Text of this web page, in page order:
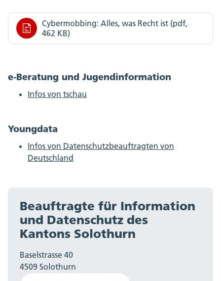
Cybermobbing: Alles, was Recht ist (pdf,
462 KB)
e-Beratung und Jugendinformation
Infos von tschau
Youngdata
Infos von Datenschutzbeauftragten von
Deutschland
Beauftragte für Information
und Datenschutz des
Kantons Solothurn
Baselstrasse 40
4509 Solothurn